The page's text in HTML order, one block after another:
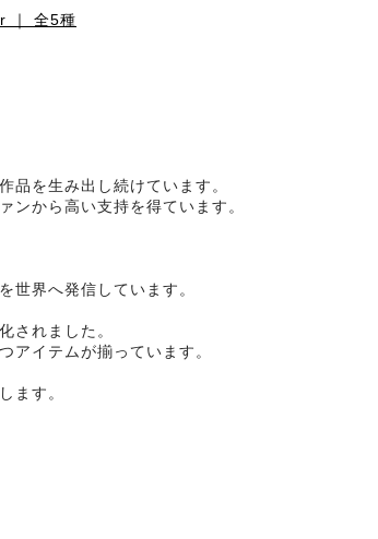
｜ 全5種
品を生み出し続けています。
ンから高い支持を得ています。
世界へ発信しています。
されました。
アイテムが揃っています。
ます。